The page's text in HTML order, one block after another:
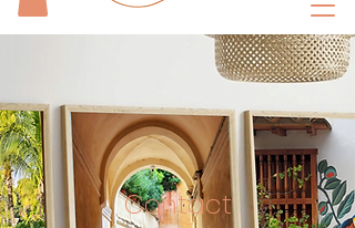
Contact